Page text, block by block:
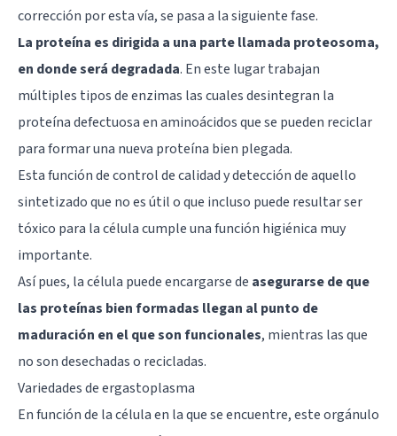
corrección por esta vía, se pasa a la siguiente fase.
La proteína es dirigida a una parte llamada proteosoma,
en donde será degradada. En este lugar trabajan
múltiples tipos de enzimas las cuales desintegran la
proteína defectuosa en aminoácidos que se pueden reciclar
para formar una nueva proteína bien plegada.
Esta función de control de calidad y detección de aquello
sintetizado que no es útil o que incluso puede resultar ser
tóxico para la célula cumple una función higiénica muy
importante.
Así pues, la célula puede encargarse de asegurarse de que
las proteínas bien formadas llegan al punto de
maduración en el que son funcionales, mientras las que
no son desechadas o recicladas.
Variedades de ergastoplasma
En función de la célula en la que se encuentre, este orgánulo